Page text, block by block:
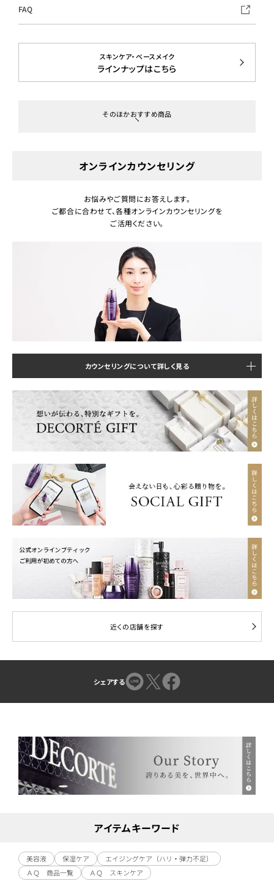
FAQ
スキンケア・ベースメイク
ラインナップはこちら
そのほかおすすめ商品
オンラインカウンセリング
お悩みやご質問にお答えします。
ご都合に合わせて、各種オンラインカウンセリングを
ご活用ください。
カウンセリングについて詳しく見る
近くの店舗を探す
シェアする
アイテムキーワード
美容液 保湿ケア
エイジングケア（ハリ・弾力不足）
ＡＱ 商品一覧
ＡＱ スキンケア